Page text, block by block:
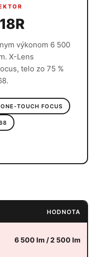
výkonom 6 500
X-Lens
telo zo 75 %
ONE-TOUCH FOCUS
HODNOTA
6 500 lm / 2 500 lm